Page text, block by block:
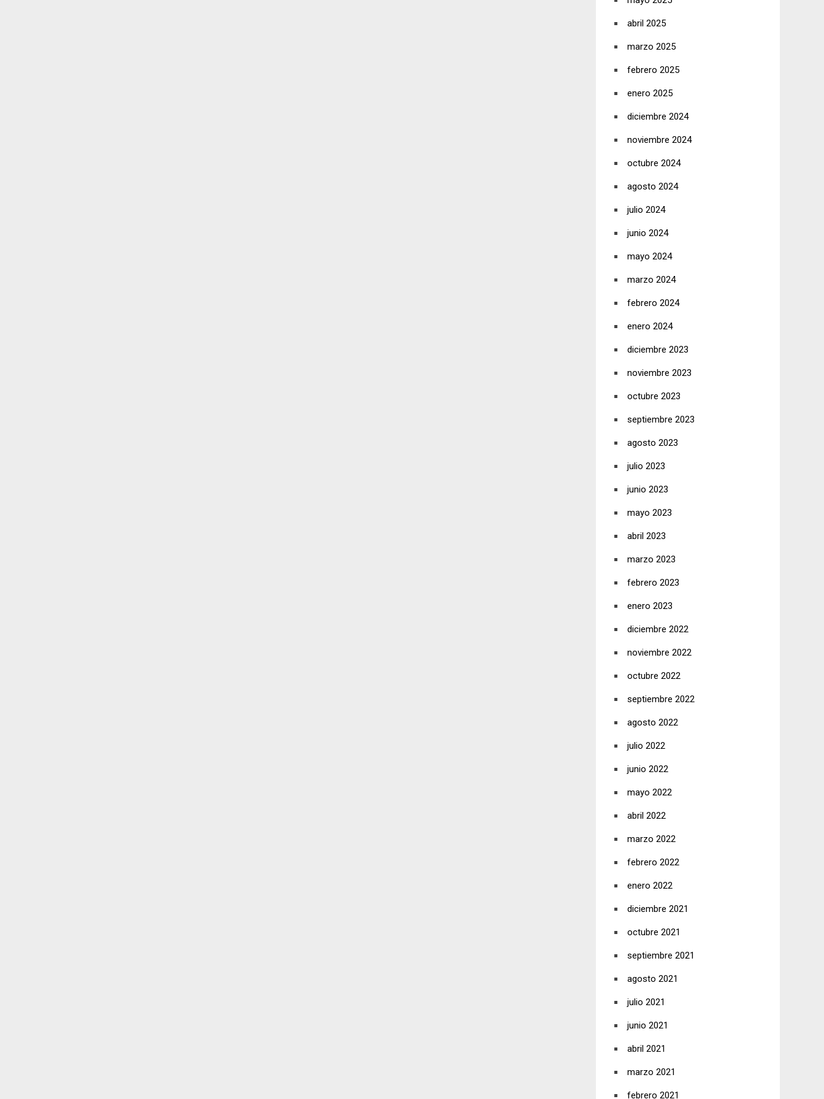
abril 2025
marzo 2025
febrero 2025
enero 2025
diciembre 2024
noviembre 2024
octubre 2024
agosto 2024
julio 2024
junio 2024
mayo 2024
marzo 2024
febrero 2024
enero 2024
diciembre 2023
noviembre 2023
octubre 2023
septiembre 2023
agosto 2023
julio 2023
junio 2023
mayo 2023
abril 2023
marzo 2023
febrero 2023
enero 2023
diciembre 2022
noviembre 2022
octubre 2022
septiembre 2022
agosto 2022
julio 2022
junio 2022
mayo 2022
abril 2022
marzo 2022
febrero 2022
enero 2022
diciembre 2021
octubre 2021
septiembre 2021
agosto 2021
julio 2021
junio 2021
abril 2021
marzo 2021
febrero 2021